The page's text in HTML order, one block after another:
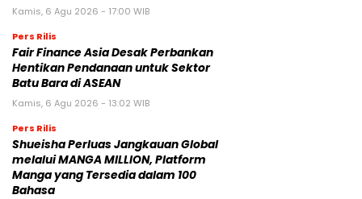
Kamis, 6 Agu 2026 - 17:00 WIB
Pers Rilis
Fair Finance Asia Desak Perbankan
Hentikan Pendanaan untuk Sektor
Batu Bara di ASEAN
Kamis, 6 Agu 2026 - 13:02 WIB
Pers Rilis
Shueisha Perluas Jangkauan Global
melalui MANGA MILLION, Platform
Manga yang Tersedia dalam 100
Bahasa